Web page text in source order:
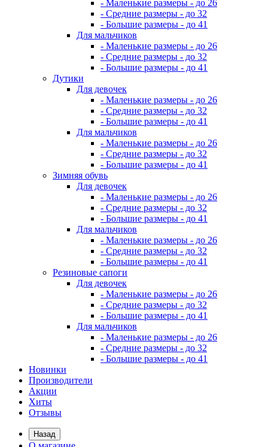
- Маленькие размеры - до 26
- Средние размеры - до 32
- Большие размеры - до 41
Для мальчиков
- Маленькие размеры - до 26
- Средние размеры - до 32
- Большие размеры - до 41
Дутики
Для девочек
- Маленькие размеры - до 26
- Средние размеры - до 32
- Большие размеры - до 41
Для мальчиков
- Маленькие размеры - до 26
- Средние размеры - до 32
- Большие размеры - до 41
Зимняя обувь
Для девочек
- Маленькие размеры - до 26
- Средние размеры - до 32
- Большие размеры - до 41
Для мальчиков
- Маленькие размеры - до 26
- Средние размеры - до 32
- Большие размеры - до 41
Резиновые сапоги
Для девочек
- Маленькие размеры - до 26
- Средние размеры - до 32
- Большие размеры - до 41
Для мальчиков
- Маленькие размеры - до 26
- Средние размеры - до 32
- Большие размеры - до 41
Новинки
Производители
Акции
Хиты
Отзывы
Назад